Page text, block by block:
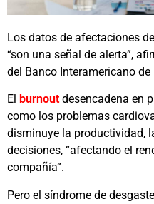
Los datos de afectaciones
“son una señal de alerta”,
del Banco Interamericano
El burnout desencadena en
como los problemas
disminuye la productividad,
decisiones, “afectando el
compañía”.
Pero el síndrome de